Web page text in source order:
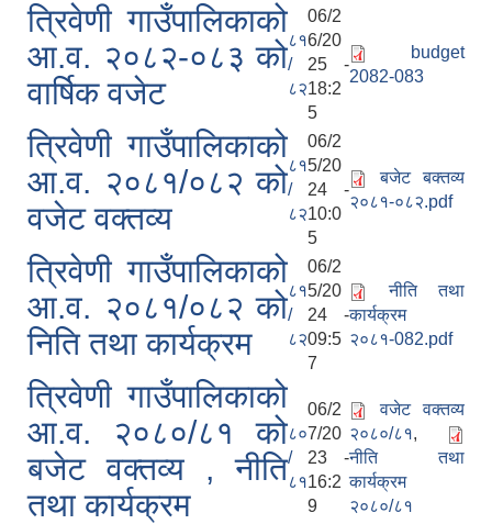
त्रिवेणी गाउँपालिकाको
आ.व. २०८२-०८३ को
वार्षिक वजेट
८१
/
८२
06/2
6/20
25 -
18:2
5
budget
2082-083
त्रिवेणी गाउँपालिकाको
आ.व. २०८१/०८२ को
वजेट वक्तव्य
८१
/
८२
06/2
5/20
24 -
10:0
5
बजेट बक्तव्य
२०८१-०८२.pdf
त्रिवेणी गाउँपालिकाको
आ.व. २०८१/०८२ को
निति तथा कार्यक्रम
८१
/
८२
06/2
5/20
24 -
09:5
7
नीति तथा
कार्यक्रम
२०८१-082.pdf
त्रिवेणी गाउँपालिकाको
आ.व. २०८०/८१ को
बजेट वक्तव्य , नीति
तथा कार्यक्रम
८०
/
८१
06/2
7/20
23 -
16:2
9
वजेट वक्तव्य
२०८०/८१,
नीति तथा
कार्यक्रम
२०८०/८१